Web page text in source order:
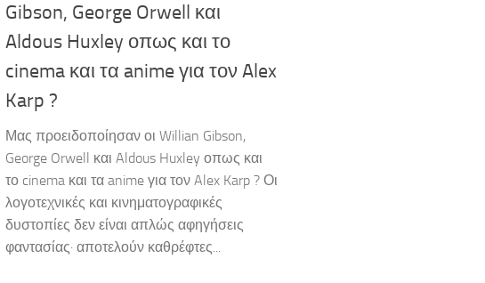
Gibson, George Orwell και
Aldous Huxley οπως και το
cinema και τα anime για τον Alex
Karp ?
Μας προειδοποίησαν οι Willian Gibson,
George Orwell και Aldous Huxley οπως και
το cinema και τα anime για τον Alex Karp ? Οι
λογοτεχνικές και κινηματογραφικές
δυστοπίες δεν είναι απλώς αφηγήσεις
φαντασίας· αποτελούν καθρέφτες...